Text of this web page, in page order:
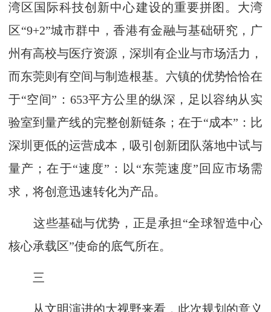
湾区国际科技创新中心建设的重要拼图。大湾
区“9+2”城市群中，香港有金融与基础研究，广
州有高校与医疗资源，深圳有企业与市场活力，
而东莞则有空间与制造根基。六镇的优势恰恰在
于“空间”：653平方公里的纵深，足以容纳从实
验室到量产线的完整创新链条；在于“成本”：比
深圳更低的运营成本，吸引创新团队落地中试与
量产；在于“速度”：以“东莞速度”回应市场需
求，将创意迅速转化为产品。
这些基础与优势，正是承担“全球智造中心
核心承载区”使命的底气所在。
三
从文明演进的大视野来看，此次规划的意义